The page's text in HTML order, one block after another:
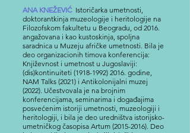
ANA KNEŽEVIĆ Istoričarka umetnosti,
doktorantkinja muzeologije i heritologije na
Filozofskom fakultetu u Beogradu, od 2016.
angažovana i kao kustoskinja, spoljna
saradnica u Muzeju afričke umetnosti. Bila je
deo organizacionih timova konferencija:
Književnost i umetnost u Jugoslaviji:
(dis)kontinuiteti (1918-1992) 2016. godine,
NAM Talks (2021) i Antikolonijalni muzej
(2022). Učestvovala je na brojnim
konferencijama, seminarima i događajima
posvećenim istoriji umetnosti, muzeologiji i
heritologiji, i bila je deo uredništva istorijsko-
umetničkog časopisa Artum (2015-2016). Deo